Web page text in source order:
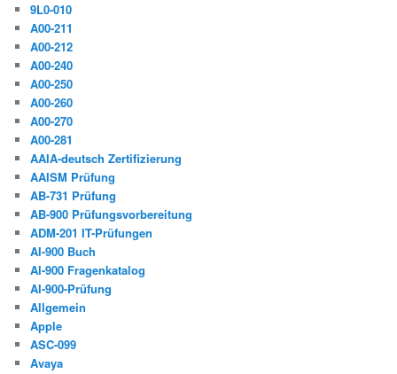
9L0-010
A00-211
A00-212
A00-240
A00-250
A00-260
A00-270
A00-281
AAIA-deutsch Zertifizierung
AAISM Prüfung
AB-731 Prüfung
AB-900 Prüfungsvorbereitung
ADM-201 IT-Prüfungen
AI-900 Buch
AI-900 Fragenkatalog
AI-900-Prüfung
Allgemein
Apple
ASC-099
Avaya